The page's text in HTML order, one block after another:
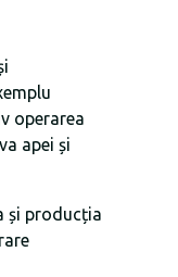
operarea
apei și
și producția